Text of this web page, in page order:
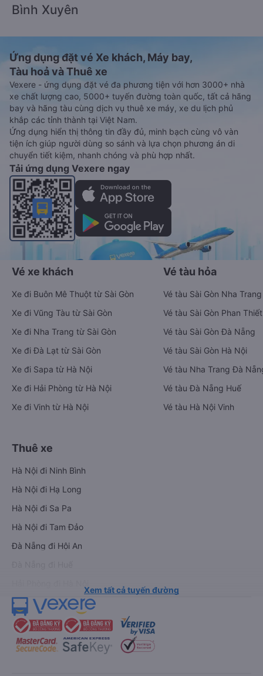
Bình Xuyên
Ứng dụng đặt vé Xe khách, Máy bay,
Tàu hoả và Thuê xe
Vexere - ứng dụng đặt vé đa phương tiện với hơn 3000+ nhà
xe chất lượng cao, 5000+ tuyến đường toàn quốc, tất cả hãng
bay và hãng tàu cùng dịch vụ thuê xe máy, xe du lịch phủ
khắp các tỉnh thành tại Việt Nam.
Ứng dụng hiển thị thông tin đầy đủ, minh bạch cùng vô vàn
tiện ích giúp người dùng so sánh và lựa chọn phương án di
chuyển tiết kiệm, nhanh chóng và phù hợp nhất.
Tải ứng dụng Vexere ngay
Vé xe khách
Xe đi Buôn Mê Thuột từ Sài Gòn
Xe đi Vũng Tàu từ Sài Gòn
Xe đi Nha Trang từ Sài Gòn
Xe đi Đà Lạt từ Sài Gòn
Xe đi Sapa từ Hà Nội
Xe đi Hải Phòng từ Hà Nội
Xe đi Vinh từ Hà Nội
Vé tàu hỏa
Vé tàu Sài Gòn Nha Trang
Vé tàu Sài Gòn Phan Thiết
Vé tàu Sài Gòn Đà Nẵng
Vé tàu Sài Gòn Hà Nội
Vé tàu Nha Trang Đà
Vé tàu Đà Nẵng Huế
Vé tàu Hà Nội Vinh
Thuê xe
Hà Nội đi Ninh Bình
Hà Nội đi Hạ Long
Hà Nội đi Sa Pa
Hà Nội đi Tam Đảo
Đà Nẵng đi Hội An
Xem tất cả tuyến đường